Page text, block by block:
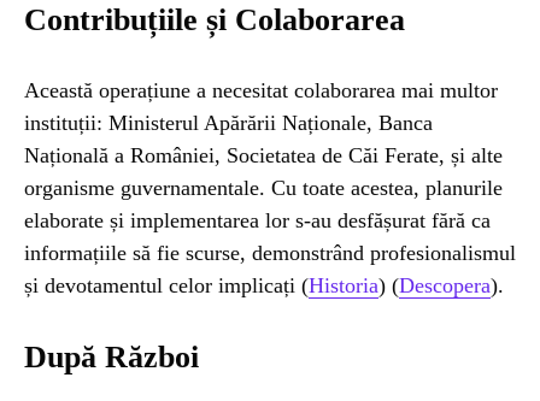
Contribuțiile și Colaborarea
Această operațiune a necesitat colaborarea mai multor
instituții: Ministerul Apărării Naționale, Banca
Națională a României, Societatea de Căi Ferate, și alte
organisme guvernamentale. Cu toate acestea, planurile
elaborate și implementarea lor s-au desfășurat fără ca
informațiile să fie scurse, demonstrând profesionalismul
și devotamentul celor implicați​ (Historia)​​ (Descopera)​.
După Război